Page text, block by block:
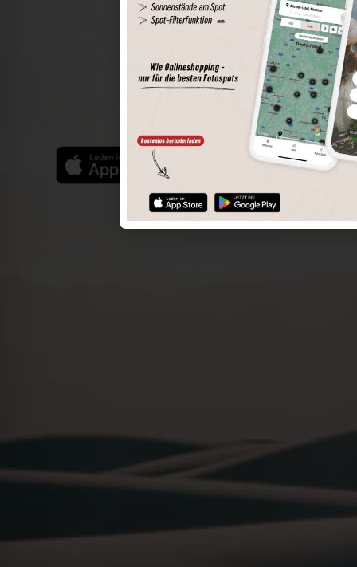
Spots speichern
Sonnenstände am Spot
Spotdetails
Filterfunktion
Finde die besten Fotospots noch einfacher mit unserer
App für iOS und Android und genieße einen größeren